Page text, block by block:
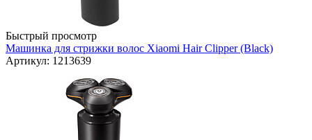
Быстрый просмотр
Машинка для стрижки волос Xiaomi Hair Clipper (Black)
Артикул: 1213639